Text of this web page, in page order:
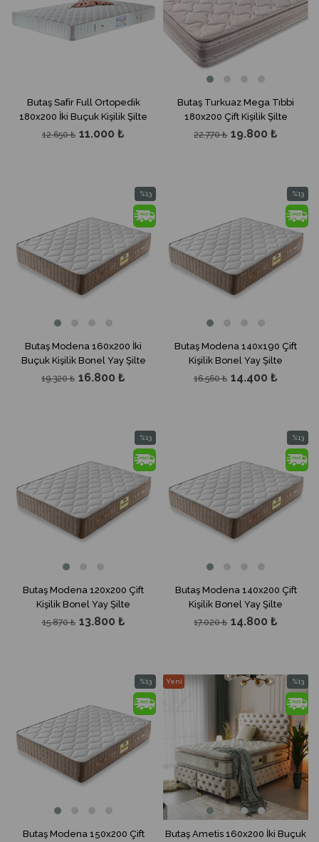
Butaş Safir Full Ortopedik
180x200 İki Buçuk Kişilik Şilte
11.000 ₺
12.650 ₺
Butaş Turkuaz Mega Tıbbi
180x200 Çift Kişilik Şilte
19.800 ₺
22.770 ₺
Butaş Modena 160x200 İki
Buçuk Kişilik Bonel Yay Şilte
16.800 ₺
19.320 ₺
%13
İndirim
%13İndirim
Butaş Modena 140x190 Çift
Kişilik Bonel Yay Şilte
14.400 ₺
16.560 ₺
%13
İndirim
Butaş Modena 120x200 Çift
Kişilik Bonel Yay Şilte
13.800 ₺
15.870 ₺
%13
İndirim
%13İndirim
Butaş Modena 140x200 Çift
Kişilik Bonel Yay Şilte
14.800 ₺
17.020 ₺
%13
İndirim
Butaş Modena 150x200 Çift
%13
İndirim
%13İndirim
Butaş Ametis 160x200 İki Buçuk
%13
İndirim
Yeni